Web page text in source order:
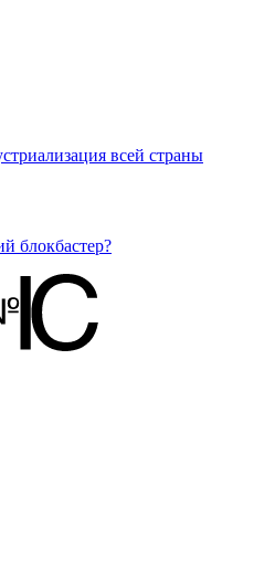
всей страны
блокбастер?